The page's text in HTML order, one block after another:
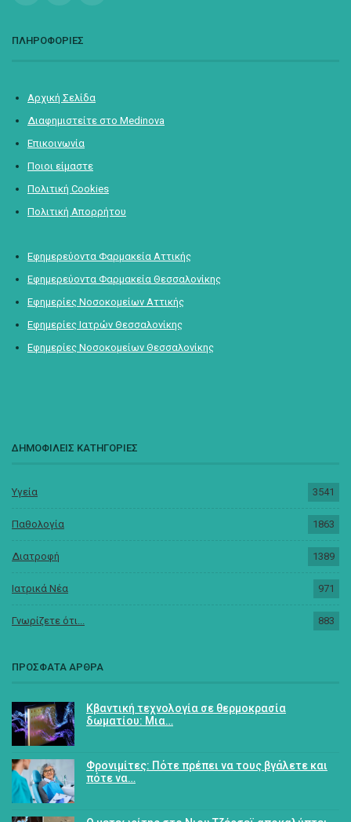
ΠΛΗΡΟΦΟΡΙΕΣ
Αρχική Σελίδα
Διαφημιστείτε στο Medinova
Επικοινωνία
Ποιοι είμαστε
Πολιτική Cookies
Πολιτική Απορρήτου
Εφημερεύοντα Φαρμακεία Αττικής
Εφημερεύοντα Φαρμακεία Θεσσαλονίκης
Εφημερίες Νοσοκομείων Αττικής
Εφημερίες Ιατρών Θεσσαλονίκης
Εφημερίες Νοσοκομείων Θεσσαλονίκης
ΔΗΜΟΦΙΛΕΙΣ ΚΑΤΗΓΟΡΙΕΣ
Υγεία 3541
Παθολογία 1863
Διατροφή 1389
Ιατρικά Νέα 971
Γνωρίζετε ότι... 883
ΠΡΟΣΦΑΤΑ ΑΡΘΡΑ
Κβαντική τεχνολογία σε θερμοκρασία
δωματίου: Μια…
Φρονιμίτες: Πότε πρέπει να τους βγάλετε και
πότε να…